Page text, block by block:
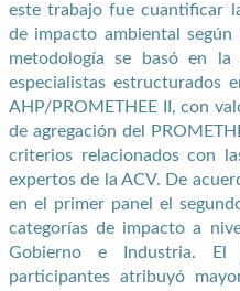
este trabajo fue cuantificar
de impacto ambiental según
metodología se basó en
especialistas estructurados
AHP/PROMETHEE II, con
de agregación del
criterios relacionados con
expertos de la ACV. De
en el primer panel el
categorías de impacto a
Gobierno e Industria.
participantes atribuyó